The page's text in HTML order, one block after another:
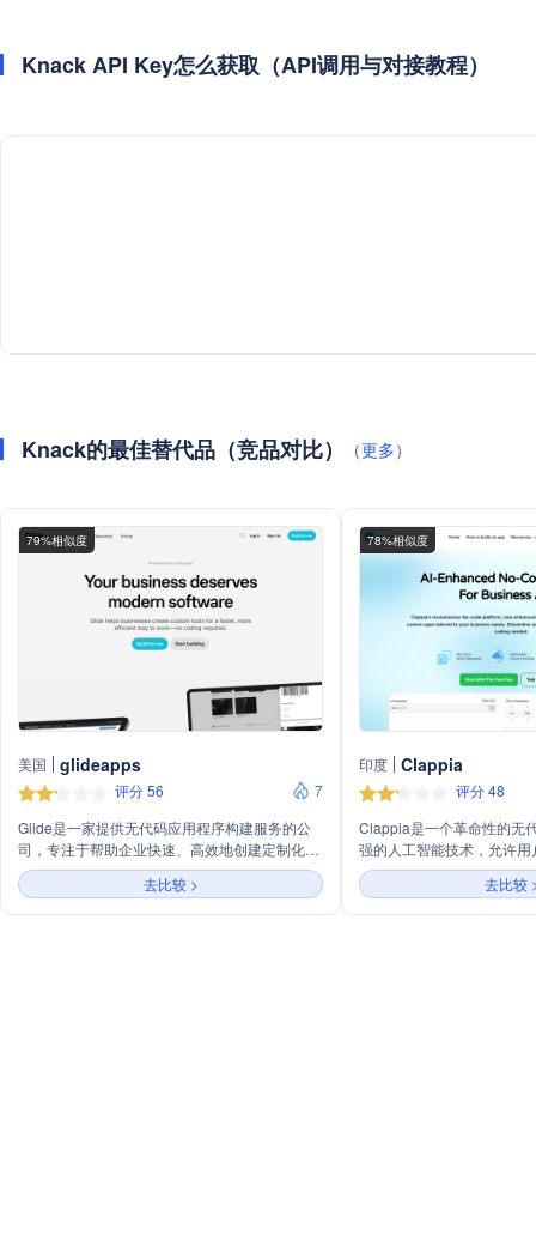
Knack API Key怎么获取（API调用与对接教程）
Knack的最佳替代品（竞品对比） （更多）
79%相似度
美国 glideapps
评分 56
7
Glide是一家提供无代码应用程序构建服务的公
司，专注于帮助企业快速、高效地创建定制化、
AI驱动的应用程序，无需编写代码。主要业务包
括构建客户门户、仪表板、CRM系统、知识库
和库存管理等工具，旨在整合数据、提高工作效
去比较 >
78%相似度
印度 Clappia
评分 48
Clappia是一个革命性的无
强的人工智能技术，允许
创建定制的应用程序以满
供从移动应用构建到托管
骤，支持选择和定制预编
去比较